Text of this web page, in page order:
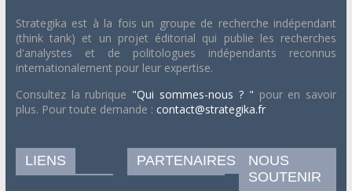
Strategika est à la fois un groupe de recherche indépendant
(think tank) et un projet éditorial qui publie les recherches
d'analystes et de politologues indépendants reconnus
internationalement pour leur expertise.
Consultez la rubrique "Qui sommes-nous ? " pour en savoir
plus. Pour toute demande : contact@strategika.fr
LIENS PARTENAIRES
NOUS
SOUTENIR